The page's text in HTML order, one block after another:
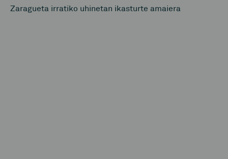
Zaragueta irratiko uhinetan ikasturte amaiera